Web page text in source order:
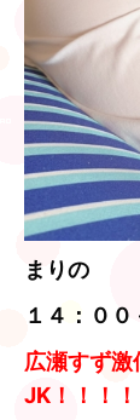
まりの
１４：０
広瀬すず
JK！！！！